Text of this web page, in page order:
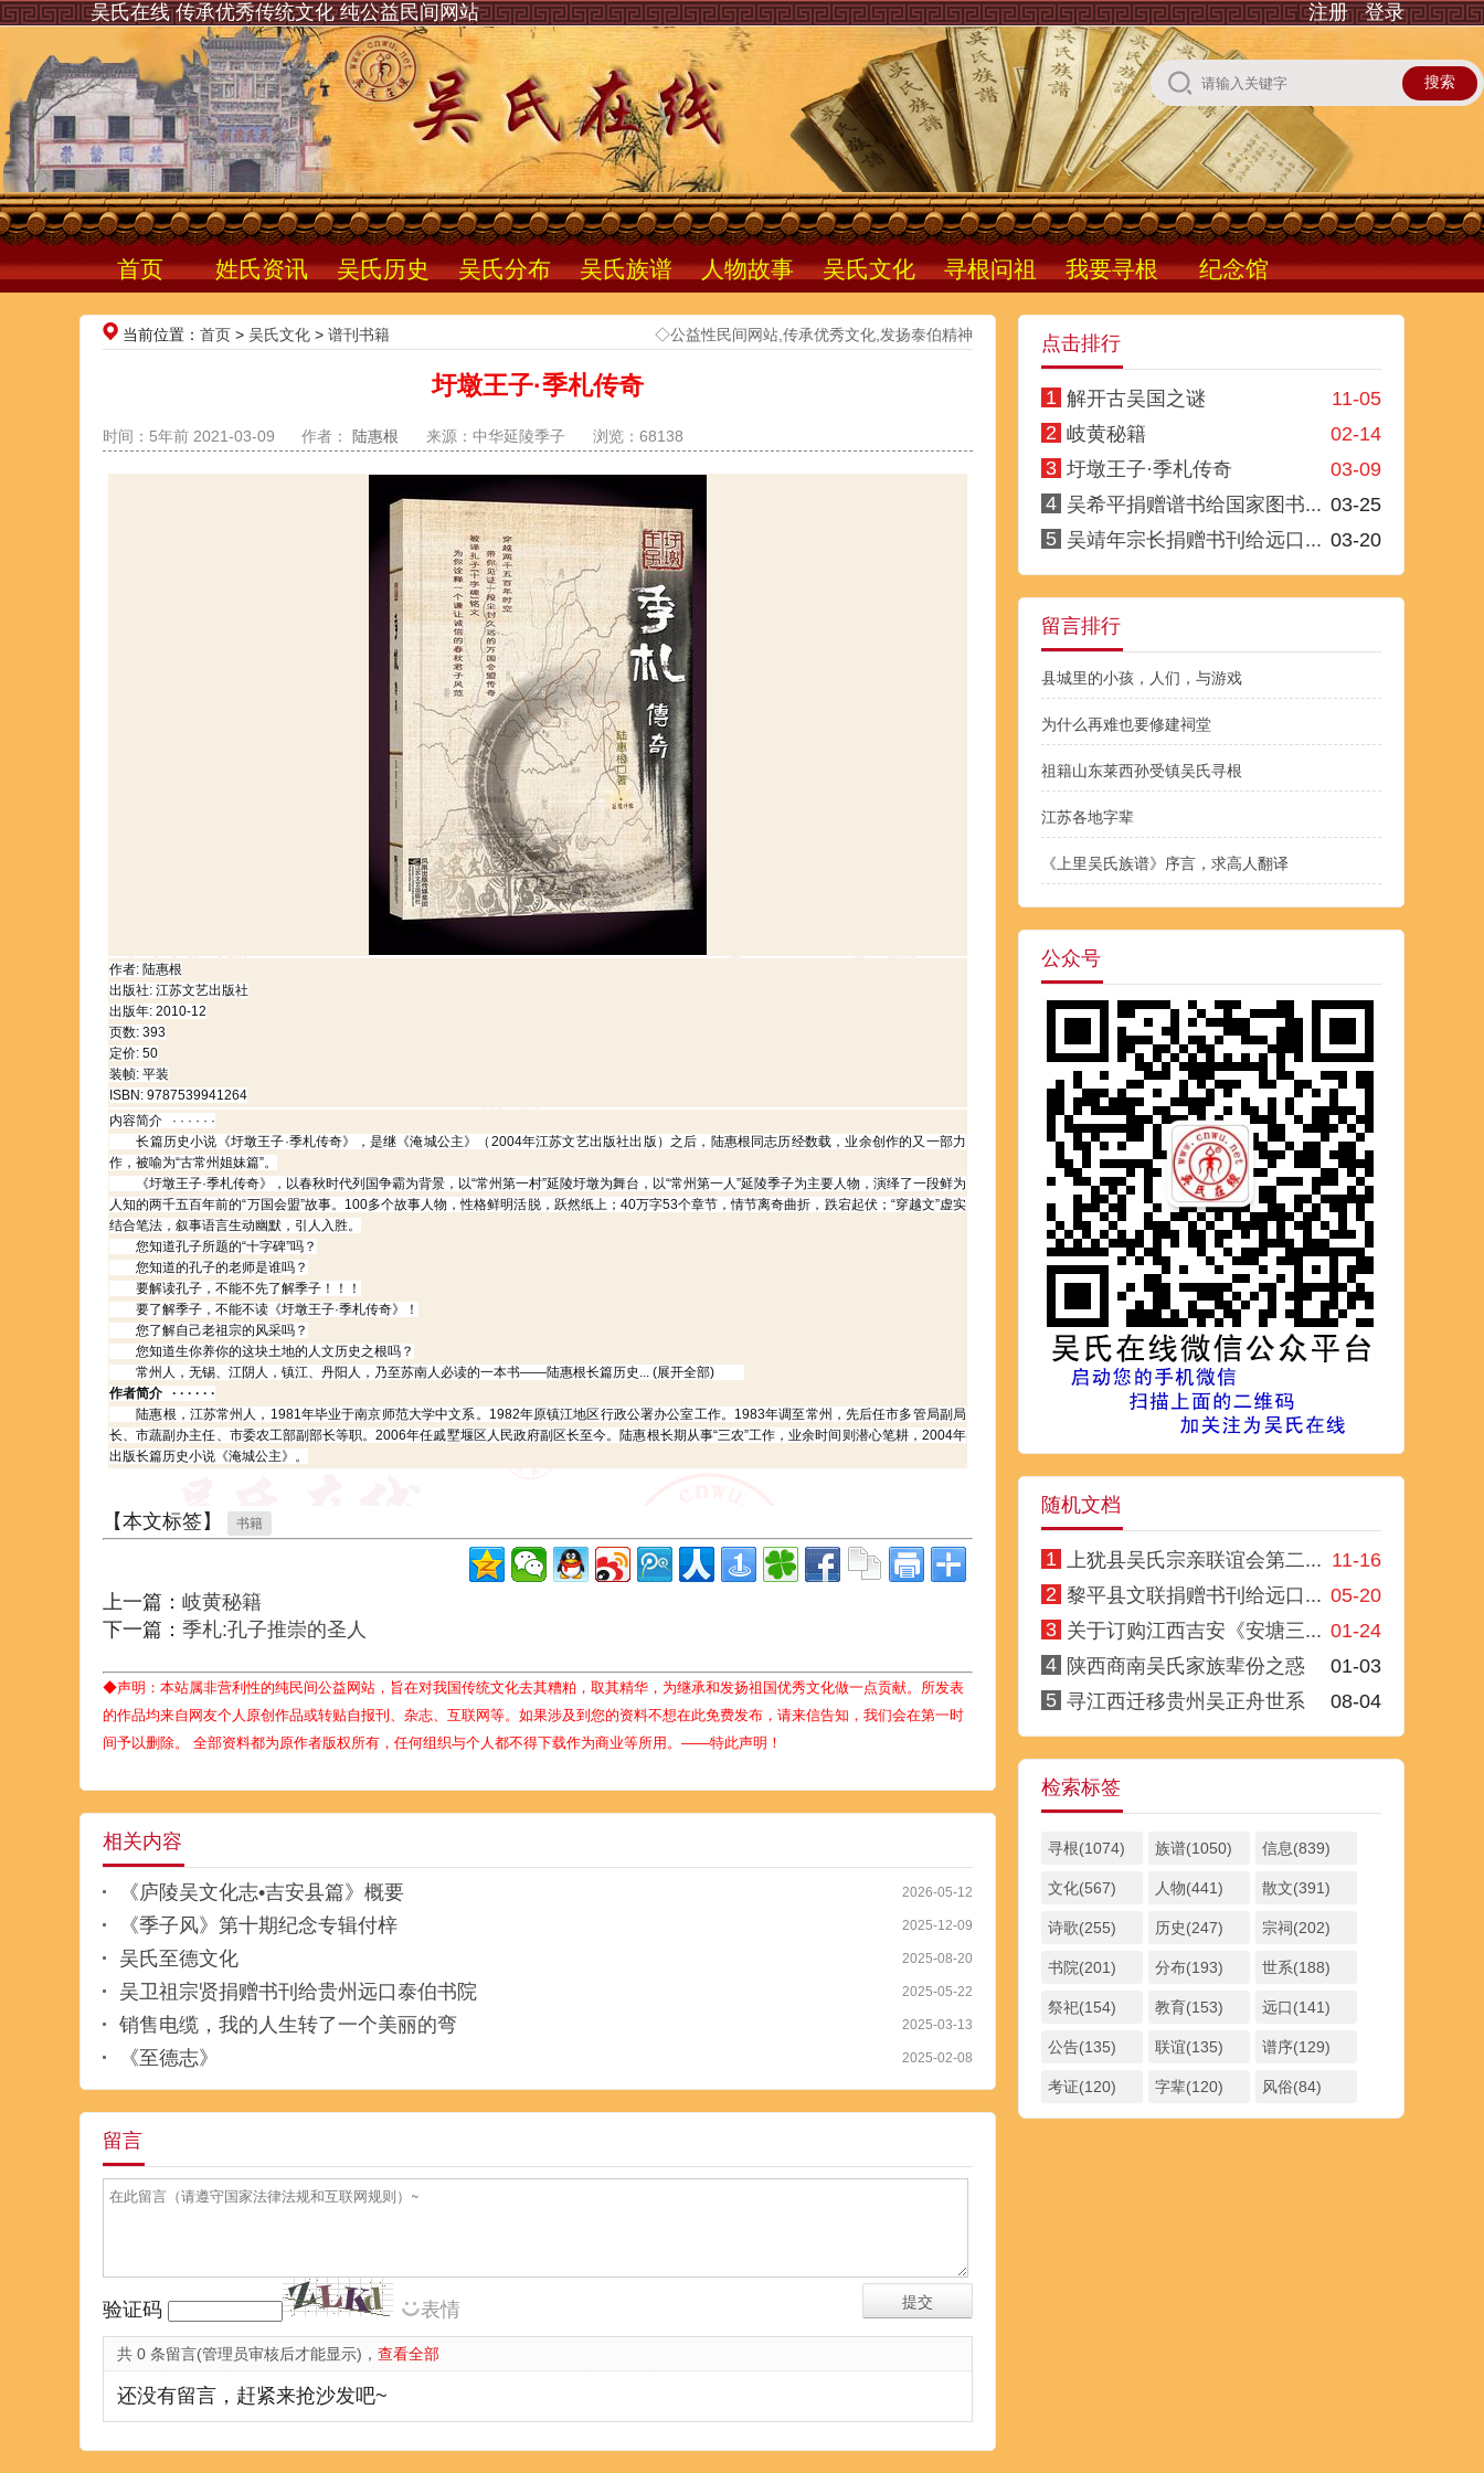
注册 登录
吴氏在线 传承优秀传统文化 纯公益民间网站
首页 姓氏资讯 吴氏历史 吴氏分布 吴氏族谱 人物故事 吴氏文化 寻根问祖 我要寻根 纪念馆
当前位置： 首页 > 吴氏文化 > 谱刊书籍 ◇公益性民间网站,传承优秀文化,发扬泰伯精神
圩墩王子·季札传奇
时间：5年前 2021-03-09 作者： 陆惠根 来源：中华延陵季子 浏览：68138
作者: 陆惠根
出版社: 江苏文艺出版社
出版年: 2010-12
页数: 393
定价: 50
装帧: 平装
ISBN: 9787539941264
内容简介 · · · · · ·
长篇历史小说《圩墩王子·季札传奇》，是继《淹城公主》（2004年江苏文艺出版社出版）之后，陆惠根同志历经数载，业余创作的又一部力
作，被喻为“古常州姐妹篇”。
《圩墩王子·季札传奇》，以春秋时代列国争霸为背景，以“常州第一村”延陵圩墩为舞台，以“常州第一人”延陵季子为主要人物，演绎了一段鲜为
人知的两千五百年前的“万国会盟”故事。100多个故事人物，性格鲜明活脱，跃然纸上；40万字53个章节，情节离奇曲折，跌宕起伏；“穿越文”虚实
结合笔法，叙事语言生动幽默，引人入胜。
您知道孔子所题的“十字碑”吗？
您知道的孔子的老师是谁吗？
要解读孔子，不能不先了解季子！！！
要了解季子，不能不读《圩墩王子·季札传奇》！
您了解自己老祖宗的风采吗？
您知道生你养你的这块土地的人文历史之根吗？
常州人，无锡、江阴人，镇江、丹阳人，乃至苏南人必读的一本书——陆惠根长篇历史... (展开全部)
作者简介 · · · · · ·
陆惠根，江苏常州人，1981年毕业于南京师范大学中文系。1982年原镇江地区行政公署办公室工作。1983年调至常州，先后任市多管局副局
长、市蔬副办主任、市委农工部副部长等职。2006年任戚墅堰区人民政府副区长至今。陆惠根长期从事“三农”工作，业余时间则潜心笔耕，2004年
出版长篇历史小说《淹城公主》。
【本文标签】 书籍
上一篇： 岐黄秘籍
下一篇： 季札:孔子推崇的圣人
◆声明：本站属非营利性的纯民间公益网站，旨在对我国传统文化去其糟粕，取其精华，为继承和发扬祖国优秀文化做一点贡献。所发表
的作品均来自网友个人原创作品或转贴自报刊、杂志、互联网等。如果涉及到您的资料不想在此免费发布，请来信告知，我们会在第一时
间予以删除。 全部资料都为原作者版权所有，任何组织与个人都不得下载作为商业等所用。——特此声明！
相关内容
2026-05-12
《庐陵吴文化志•吉安县篇》概要
2025-12-09
《季子风》第十期纪念专辑付梓
2025-08-20
吴氏至德文化
2025-05-22
吴卫祖宗贤捐赠书刊给贵州远口泰伯书院
2025-03-13
销售电缆，我的人生转了一个美丽的弯
2025-02-08
《至德志》
留言
验证码 表情
共 0 条留言(管理员审核后才能显示)， 查看全部
还没有留言，赶紧来抢沙发吧~
点击排行
1 11-05
解开古吴国之谜
2
02-14
岐黄秘籍
3
03-09
圩墩王子·季札传奇
4
03-25
吴希平捐赠谱书给国家图书...
5
03-20
吴靖年宗长捐赠书刊给远口...
留言排行
县城里的小孩，人们，与游戏
为什么再难也要修建祠堂
祖籍山东莱西孙受镇吴氏寻根
江苏各地字辈
《上里吴氏族谱》序言，求高人翻译
公众号
随机文档
1 11-16
上犹县吴氏宗亲联谊会第二...
2
05-20
黎平县文联捐赠书刊给远口...
3
01-24
关于订购江西吉安《安塘三...
4
01-03
陕西商南吴氏家族辈份之惑
5
08-04
寻江西迁移贵州吴正舟世系
检索标签
寻根(1074) 族谱(1050) 信息(839)
文化(567) 人物(441) 散文(391)
诗歌(255) 历史(247) 宗祠(202)
书院(201) 分布(193) 世系(188)
祭祀(154) 教育(153) 远口(141)
公告(135) 联谊(135) 谱序(129)
考证(120) 字辈(120) 风俗(84)